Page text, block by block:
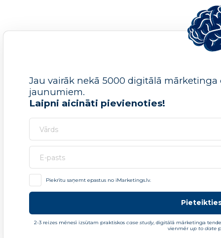
Jau vairāk nekā 5000 digitālā
jaunumiem.
Laipni aicināti pievienoties!
Piekrītu saņemt epastus no iMarketings.lv.
2-3 reizes mēnesī izsūtam praktiskos case study, digitālā mārketinga
vienmēr up to date